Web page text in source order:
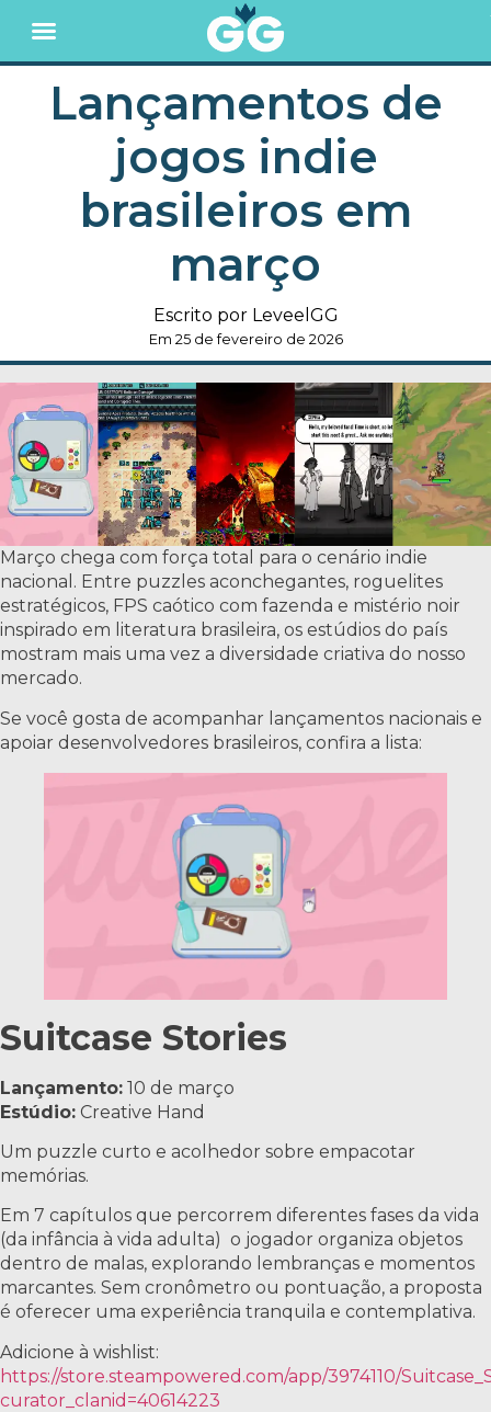
Lançamentos de
jogos indie
brasileiros em
março
Escrito por LeveelGG
Em 25 de fevereiro de 2026
Março chega com força total para o cenário indie
nacional. Entre puzzles aconchegantes, roguelites
estratégicos, FPS caótico com fazenda e mistério noir
inspirado em literatura brasileira, os estúdios do país
mostram mais uma vez a diversidade criativa do nosso
mercado.
Se você gosta de acompanhar lançamentos nacionais e
apoiar desenvolvedores brasileiros, confira a lista:
Suitcase Stories
Lançamento: 10 de março
Estúdio: Creative Hand
Um puzzle curto e acolhedor sobre empacotar
memórias.
Em 7 capítulos que percorrem diferentes fases da vida
(da infância à vida adulta) o jogador organiza objetos
dentro de malas, explorando lembranças e momentos
marcantes. Sem cronômetro ou pontuação, a proposta
é oferecer uma experiência tranquila e contemplativa.
Adicione à wishlist:
https://store.steampowered.com/app/3974110/
curator_clanid=40614223